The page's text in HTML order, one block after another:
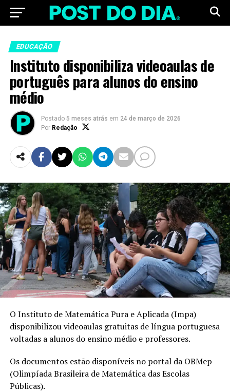
EDUCAÇÃO
Instituto disponibiliza videoaulas de
português para alunos do ensino
médio
Postado 5 meses atrás em 24 de março de 2026
Por Redação
O Instituto de Matemática Pura e Aplicada (Impa)
disponibilizou videoaulas gratuitas de língua portuguesa
voltadas a alunos do ensino médio e professores.
Os documentos estão disponíveis no portal da OBMep
(Olimpíada Brasileira de Matemática das Escolas
Públicas).